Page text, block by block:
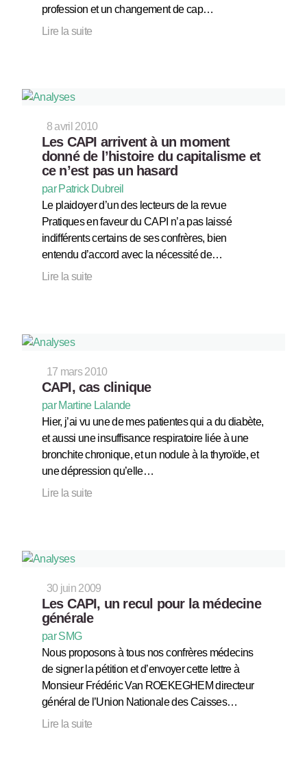
profession et un changement de cap…
Lire la suite
8 avril 2010
Les CAPI arrivent à un moment
donné de l’histoire du capitalisme et
ce n’est pas un hasard
par Patrick Dubreil
Le plaidoyer d’un des lecteurs de la revue
Pratiques en faveur du CAPI n’a pas laissé
indifférents certains de ses confrères, bien
entendu d’accord avec la nécessité de…
Lire la suite
17 mars 2010
CAPI, cas clinique
par Martine Lalande
Hier, j’ai vu une de mes patientes qui a du diabète,
et aussi une insuffisance respiratoire liée à une
bronchite chronique, et un nodule à la thyroïde, et
une dépression qu’elle…
Lire la suite
30 juin 2009
Les CAPI, un recul pour la médecine
générale
par SMG
Nous proposons à tous nos confrères médecins
de signer la pétition et d’envoyer cette lettre à
Monsieur Frédéric Van ROEKEGHEM directeur
général de l’Union Nationale des Caisses…
Lire la suite